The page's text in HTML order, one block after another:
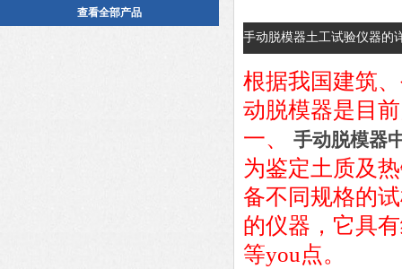
查看全部产品
手动脱模器土工试验仪器的
根据我国建筑
动脱模器是目
一、 手动脱模器
为鉴定土质及
备不同规格的
的仪器，它具
等you点。